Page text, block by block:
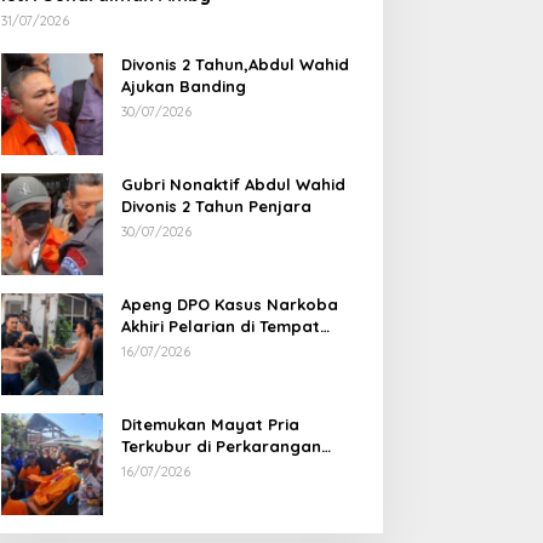
31/07/2026
Divonis 2 Tahun,Abdul Wahid
Ajukan Banding
30/07/2026
Gubri Nonaktif Abdul Wahid
Divonis 2 Tahun Penjara
30/07/2026
Apeng DPO Kasus Narkoba
Akhiri Pelarian di Tempat
Persembunyiannya di Kampar
16/07/2026
Ditemukan Mayat Pria
Terkubur di Perkarangan
Rumah
16/07/2026
APBD Dumai 2027, Belanja Rp1,7